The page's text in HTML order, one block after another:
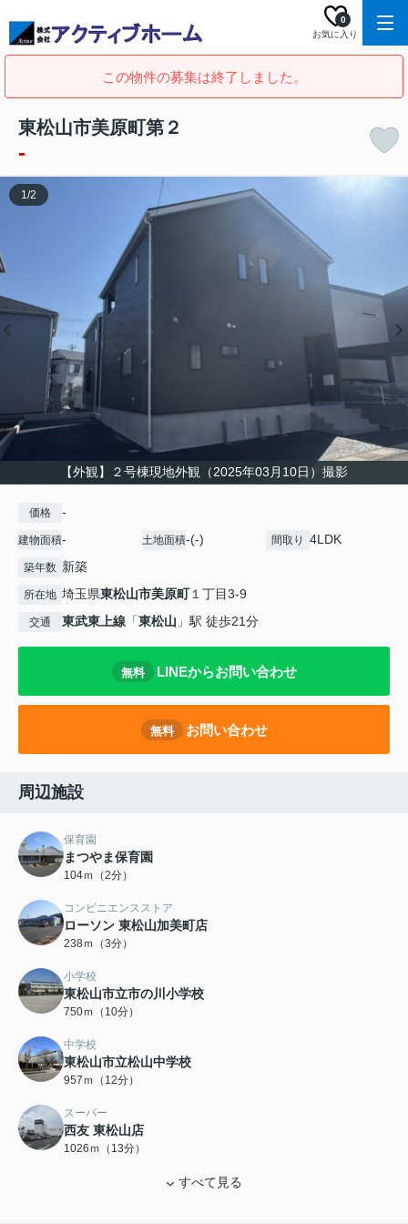
お気に入り
0
この物件の募集は終了しました。
東松山市美原町第２
-
【外観】２号棟現地外観（2025年03月10日）撮影
1/2
価格 -
建物面積- 土地面積-(-) 間取り 4LDK
築年数 新築
所在地 埼玉県東松山市美原町１丁目3-9
交通 東武東上線 「東松山 」駅 徒歩21分
無料 LINEからお問い合わせ
無料 お問い合わせ
周辺施設
保育園
まつやま保育園
104ｍ（2分）
コンビニエンスストア
ローソン 東松山加美町店
238ｍ（3分）
小学校
東松山市立市の川小学校
750ｍ（10分）
中学校
東松山市立松山中学校
957ｍ（12分）
スーパー
西友 東松山店
1026ｍ（13分）
すべて見る